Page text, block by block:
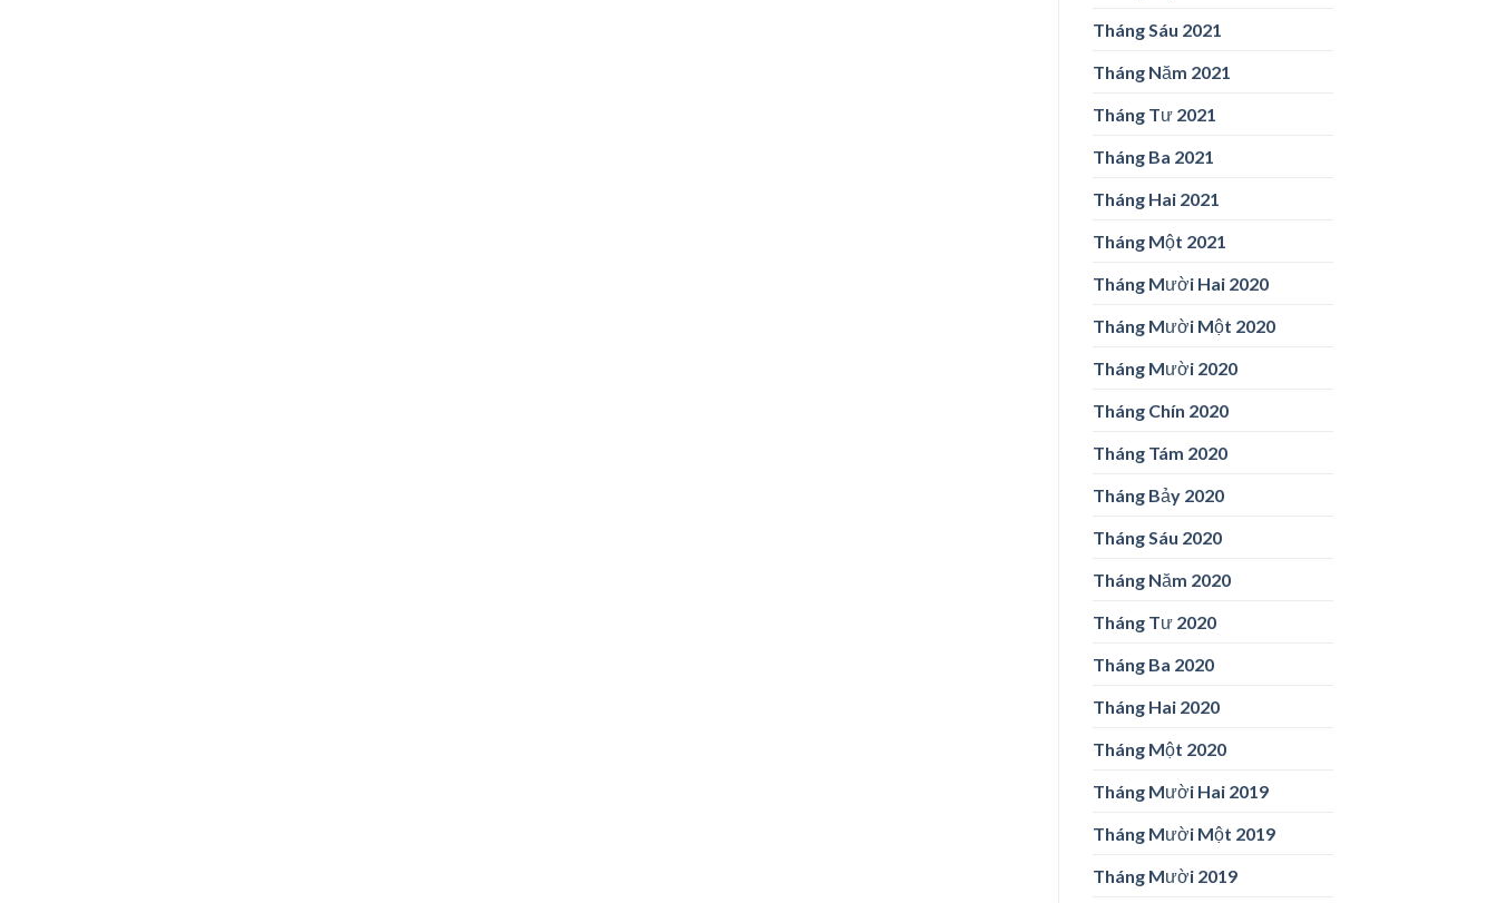
Tháng Sáu 2021
Tháng Năm 2021
Tháng Tư 2021
Tháng Ba 2021
Tháng Hai 2021
Tháng Một 2021
Tháng Mười Hai 2020
Tháng Mười Một 2020
Tháng Mười 2020
Tháng Chín 2020
Tháng Tám 2020
Tháng Bảy 2020
Tháng Sáu 2020
Tháng Năm 2020
Tháng Tư 2020
Tháng Ba 2020
Tháng Hai 2020
Tháng Một 2020
Tháng Mười Hai 2019
Tháng Mười Một 2019
Tháng Mười 2019